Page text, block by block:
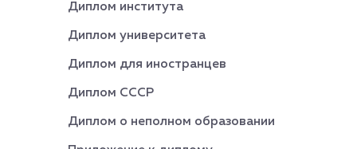
Диплом института
Диплом университета
Диплом для иностранцев
Диплом СССР
Диплом о неполном образовании